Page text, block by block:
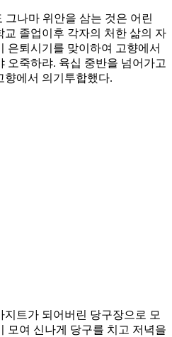
그나마 위안을 삼는 것은 어린
졸업이후 각자의 처한 삶의 자
은퇴시기를 맞이하여 고향에서
오죽하랴. 육십 중반을 넘어가고
향에서 의기투합했다.
트가 되어버린 당구장으로 모
모여 신나게 당구를 치고 저녁을